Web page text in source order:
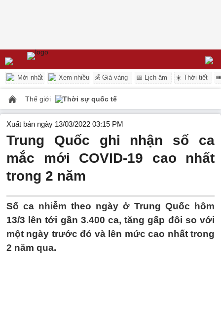
Mới nhất Xem nhiều 💰 Giá vàng 📅 Lịch âm ☀️ Thời tiết
Thế giới Thời sự quốc tế
Xuất bản ngày 13/03/2022 03:15 PM
Trung Quốc ghi nhận số ca
mắc mới COVID-19 cao nhất
trong 2 năm
Số ca nhiễm theo ngày ở Trung Quốc hôm
13/3 lên tới gần 3.400 ca, tăng gấp đôi so với
một ngày trước đó và lên mức cao nhất trong
2 năm qua.